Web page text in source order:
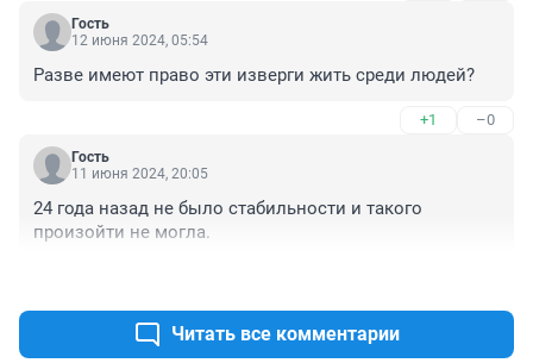
господа законодатели, видимо, живут в каком-то
своем уютном идеальном мирке. Где каждый
И поэтому так часты новости о том, что там или тут, в
Разглагольствуя о ценности жизни ребёнка
законодатель всё же поставил деньги( алименты)
выше этой самой жизни.
Гость
12 июня 2024, 05:54
Разве имеют право эти изверги жить среди людей?
+1 –0
Гость
11 июня 2024, 20:05
24 года назад не было стабильности и такого
произойти не могла.
Читать все комментарии